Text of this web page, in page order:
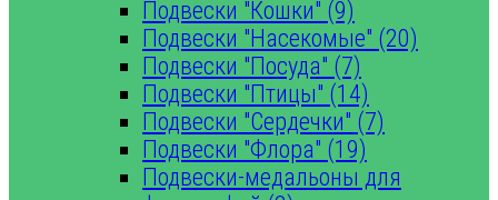
Подвески "Кошки" (9)
Подвески "Насекомые" (20)
Подвески "Посуда" (7)
Подвески "Птицы" (14)
Подвески "Сердечки" (7)
Подвески "Флора" (19)
Подвески-медальоны для